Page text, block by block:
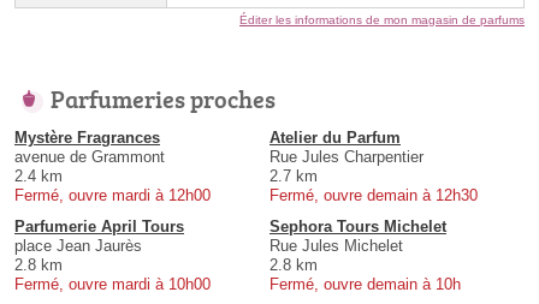
Éditer les informations de mon magasin de parfums
Parfumeries proches
Mystère Fragrances
avenue de Grammont
2.4 km
Fermé, ouvre mardi à 12h00
Atelier du Parfum
Rue Jules Charpentier
2.7 km
Fermé, ouvre demain à 12h30
Parfumerie April Tours
place Jean Jaurès
2.8 km
Fermé, ouvre mardi à 10h00
Sephora Tours Michelet
Rue Jules Michelet
2.8 km
Fermé, ouvre demain à 10h